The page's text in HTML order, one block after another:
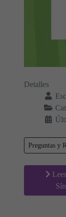
Detalles
Preguntas y